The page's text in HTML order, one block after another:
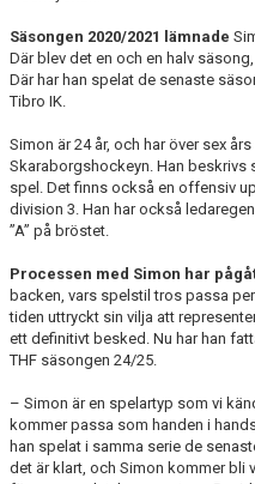
Säsongen 2020/2021 lämnade
Där blev det en och en halv
Där har han spelat de senaste
Tibro IK.
Simon är 24 år, och har över sex
Skaraborgshockeyn. Han beskrivs
spel. Det finns också en offensiv
division 3. Han har också
”A” på bröstet.
Processen med Simon har
backen, vars spelstil tros passa
tiden uttryckt sin vilja att
ett definitivt besked. Nu har han
THF säsongen 24/25.
– Simon är en spelartyp som vi
kommer passa som handen i
han spelat i samma serie de
det är klart, och Simon kommer